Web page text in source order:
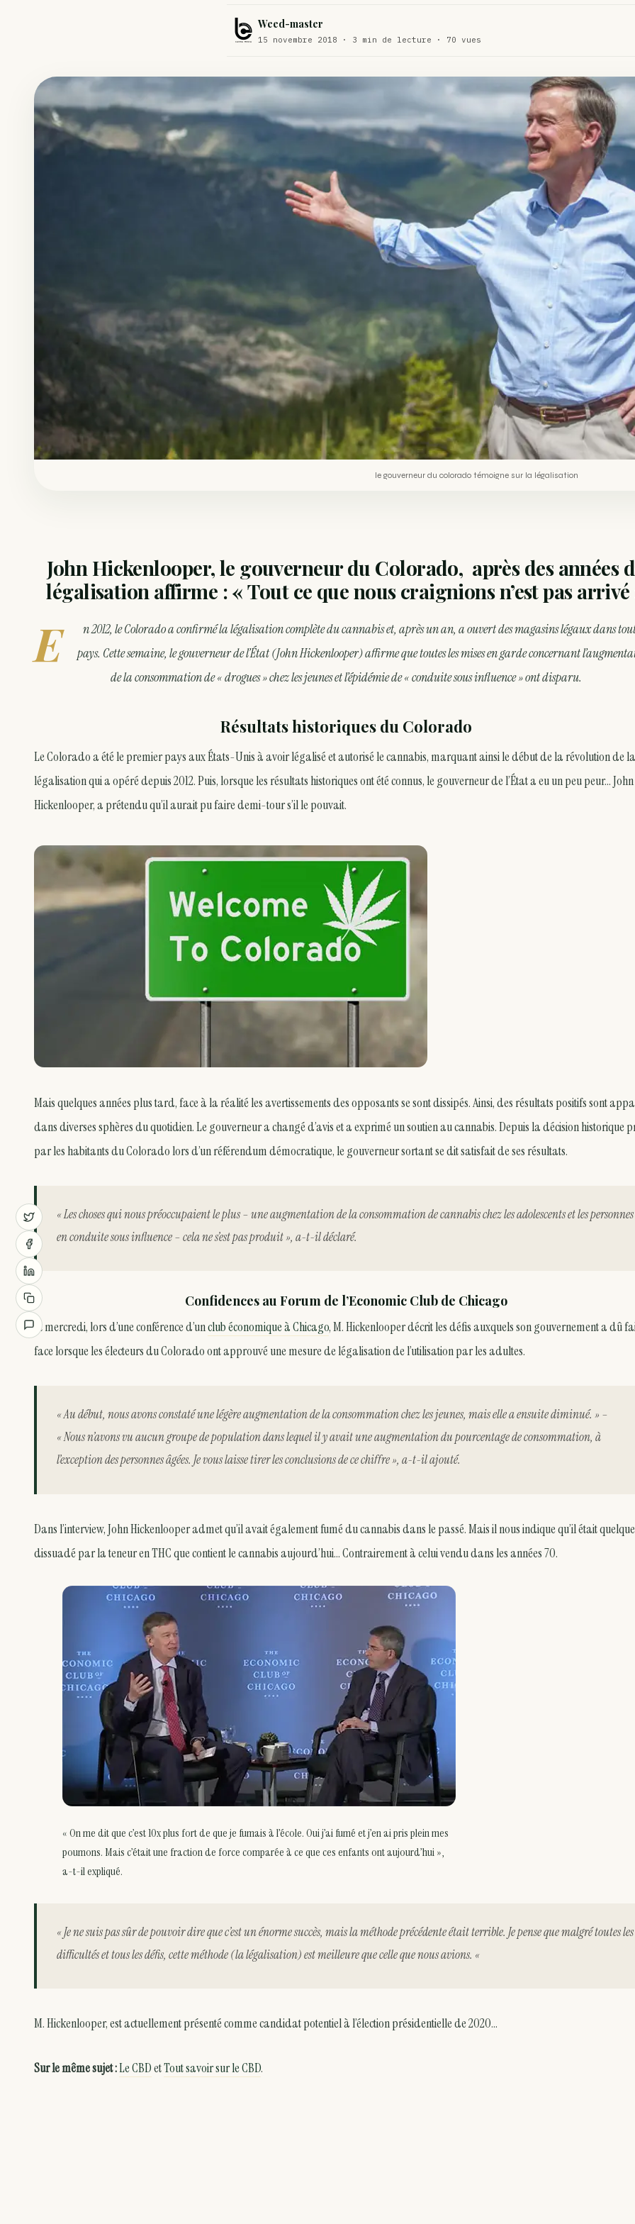
Étude : L’extrait de cannabis, un traitement efficace contre les maux de dos… ACTU
Weed-master
15 novembre 2018 · 3 min de lecture · 70 vues
le gouverneur du colorado témoigne sur la légalisation
John Hickenlooper, le gouverneur du Colorado, après des années
légalisation affirme : « Tout ce que nous craignions n’est pas arrivé
E
n 2012, le Colorado a confirmé la légalisation complète du cannabis et, après un an, a ouvert des magasins légaux dans
pays. Cette semaine, le gouverneur de l’État (John Hickenlooper) affirme que toutes les mises en garde concernant
de la consommation de « drogues » chez les jeunes et l’épidémie de « conduite sous influence » ont disparu.
Résultats historiques du Colorado
Le Colorado a été le premier pays aux États-Unis à avoir légalisé et autorisé le cannabis, marquant ainsi le début de la révolution de la
légalisation qui a opéré depuis 2012. Puis, lorsque les résultats historiques ont été connus, le gouverneur de l’État a eu un peu peur… John
Hickenlooper, a prétendu qu’il aurait pu faire demi-tour s’il le pouvait.
Mais quelques années plus tard, face à la réalité les avertissements des opposants se sont dissipés. Ainsi, des résultats positifs sont
dans diverses sphères du quotidien. Le gouverneur a changé d’avis et a exprimé un soutien au cannabis. Depuis la décision historique
par les habitants du Colorado lors d’un référendum démocratique, le gouverneur sortant se dit satisfait de ses résultats.
« Les choses qui nous préoccupaient le plus – une augmentation de la consommation de cannabis chez les adolescents et les personnes
en conduite sous influence – cela ne s’est pas produit », a-t-il déclaré.
Confidences au Forum de l’Economic Club de Chicago
Et mercredi, lors d’une conférence d’unclub économique à Chicago, M. Hickenlooper décrit les défis auxquels son gouvernement a dû
face lorsque les électeurs du Colorado ont approuvé une mesure de légalisation de l’utilisation par les adultes.
« Au début, nous avons constaté une légère augmentation de la consommation chez les jeunes, mais elle a ensuite diminué. » –
« Nous n’avons vu aucun groupe de population dans lequel il y avait une augmentation du pourcentage de consommation, à
l’exception des personnes âgées. Je vous laisse tirer les conclusions de ce chiffre », a-t-il ajouté.
Dans l’interview, John Hickenlooper admet qu’il avait également fumé du cannabis dans le passé. Mais il nous indique qu’il était
dissuadé par la teneur en THC que contient le cannabis aujourd’hui… Contrairement à celui vendu dans les années 70.
« On me dit que c’est 10x plus fort de que je fumais à l’école. Oui j’ai fumé et j’en ai pris plein mes
poumons. Mais c’était une fraction de force comparée à ce que ces enfants ont aujourd’hui »,
a-t-il expliqué.
« Je ne suis pas sûr de pouvoir dire que c’est un énorme succès, mais la méthode précédente était terrible. Je pense que malgré toutes les
difficultés et tous les défis, cette méthode (la légalisation) est meilleure que celle que nous avions. «
M. Hickenlooper, est actuellement présenté comme candidat potentiel à l’élection présidentielle de 2020…
Sur le même sujet :Le CBDetTout savoir sur le CBD.